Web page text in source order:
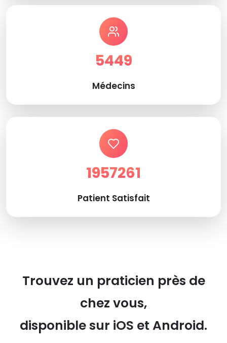
5449
Médecins
1957261
Patient Satisfait
Trouvez un praticien près de
chez vous,
disponible sur iOS et Android.